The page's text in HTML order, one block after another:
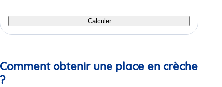
Calculer
Comment obtenir une place en crèche
?